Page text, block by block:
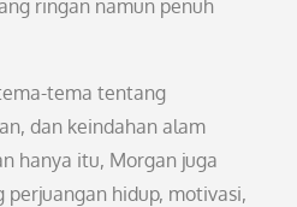
ringan namun penuh
tema tentang
dan keindahan alam
hanya itu, Morgan juga
hidup, motivasi,